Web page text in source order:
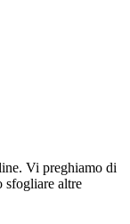
Vi preghiamo di
sfogliare altre